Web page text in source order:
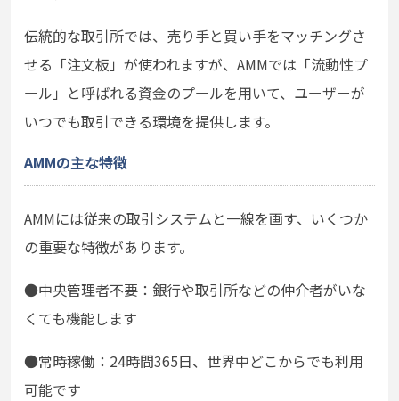
伝統的な取引所では、売り手と買い手をマッチングさ
せる「注文板」が使われますが、AMMでは「流動性プ
ール」と呼ばれる資金のプールを用いて、ユーザーが
いつでも取引できる環境を提供します。
AMMの主な特徴
AMMには従来の取引システムと一線を画す、いくつか
の重要な特徴があります。
●中央管理者不要：銀行や取引所などの仲介者がいな
くても機能します
●常時稼働：24時間365日、世界中どこからでも利用
可能です